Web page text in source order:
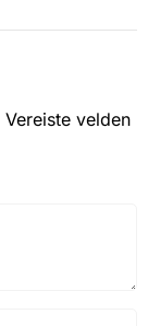
Vereiste velden